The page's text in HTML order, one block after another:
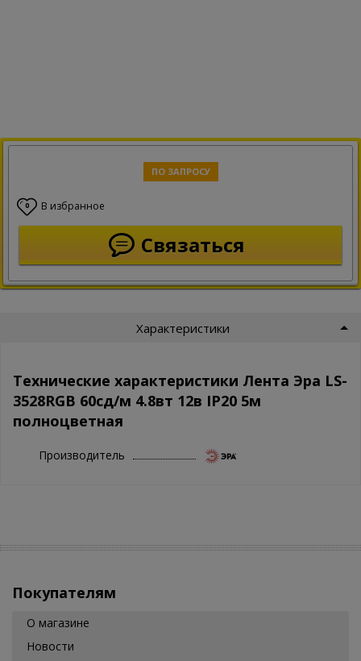
ПО ЗАПРОСУ
0 В избранное
Связаться
Характеристики
Технические характеристики Лента Эра LS-
3528RGB 60сд/м 4.8вт 12в IP20 5м
полноцветная
Производитель
Покупателям
О магазине
Новости